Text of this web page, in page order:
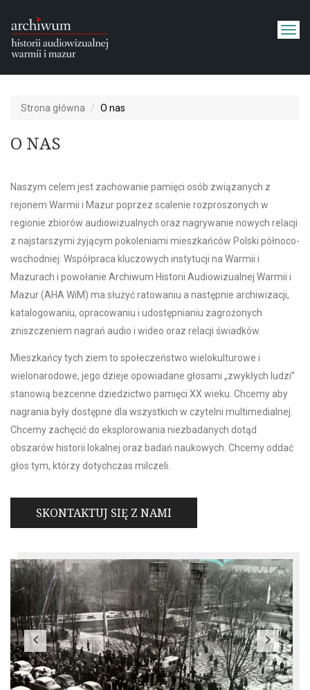
T
g
o
n
Strona główna O nas
O NAS
Naszym celem jest zachowanie pamięci osób związanych z
rejonem Warmii i Mazur poprzez scalenie rozproszonych w
regionie zbiorów audiowizualnych oraz nagrywanie nowych relacji
z najstarszymi żyjącym pokoleniami mieszkańców Polski północo-
wschodniej. Współpraca kluczowych instytucji na Warmii i
Mazurach i powołanie Archiwum Historii Audiowizualnej Warmii i
Mazur (AHA WiM) ma służyć ratowaniu a następnie archiwizacji,
katalogowaniu, opracowaniu i udostępnianiu zagrożonych
zniszczeniem nagrań audio i wideo oraz relacji świadków.
Mieszkańcy tych ziem to społeczeństwo wielokulturowe i
wielonarodowe, jego dzieje opowiadane głosami „zwykłych ludzi”
stanowią bezcenne dziedzictwo pamięci XX wieku. Chcemy aby
nagrania były dostępne dla wszystkich w czytelni multimedialnej.
Chcemy zachęcić do eksplorowania niezbadanych dotąd
obszarów historii lokalnej oraz badań naukowych. Chcemy oddać
głos tym, którzy dotychczas milczeli.
SKONTAKTUJ SIĘ Z NAMI